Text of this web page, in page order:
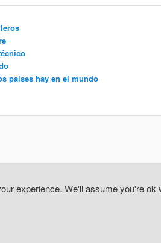
países hay en el mundo
experience. We'll assume you're ok